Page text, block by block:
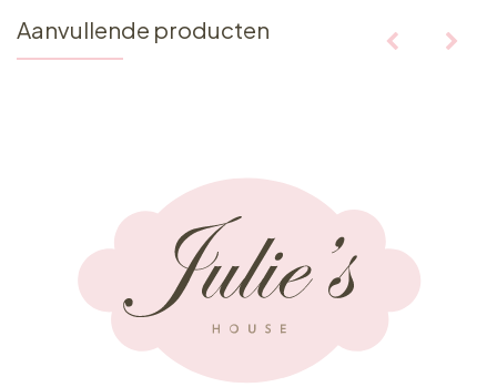
Aanvullende producten